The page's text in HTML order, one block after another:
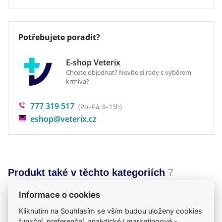
Veterinární dieta
ne
Potřebujete poradit?
E-shop Veterix
Chcete objednat? Nevíte si rady s výběrem
krmiva?
777 319 517 (Po–Pá, 8–15h)
eshop@veterix.cz
Produkt také v těchto kategoriích 7
Citlivé zažívání
Krmiva
Mého psa trápí
Pro dospělé
Granule
Informace o cookies
Kliknutím na Souhlasím se vším budou uloženy cookies